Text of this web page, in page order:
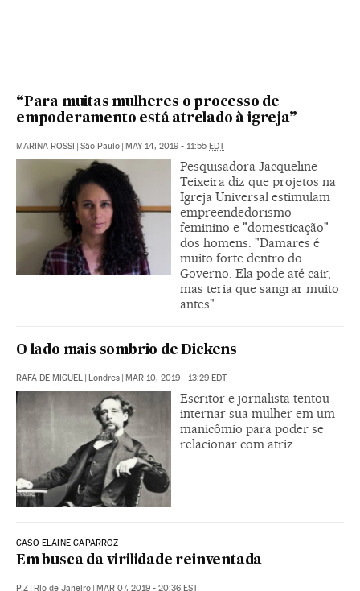
“Para muitas mulheres o processo de
empoderamento está atrelado à igreja”
MARINA ROSSI | São Paulo | MAY 14, 2019 - 11:55 EDT
Pesquisadora Jacqueline
Teixeira diz que projetos na
Igreja Universal estimulam
empreendedorismo
feminino e "domesticação"
dos homens. "Damares é
muito forte dentro do
Governo. Ela pode até cair,
mas teria que sangrar muito
antes"
O lado mais sombrio de Dickens
RAFA DE MIGUEL | Londres | MAR 10, 2019 - 13:29 EDT
Escritor e jornalista tentou
internar sua mulher em um
manicômio para poder se
relacionar com atriz
CASO ELAINE CAPARROZ
Em busca da virilidade reinventada
P.Z | Rio de Janeiro | MAR 07, 2019 - 20:36 EST